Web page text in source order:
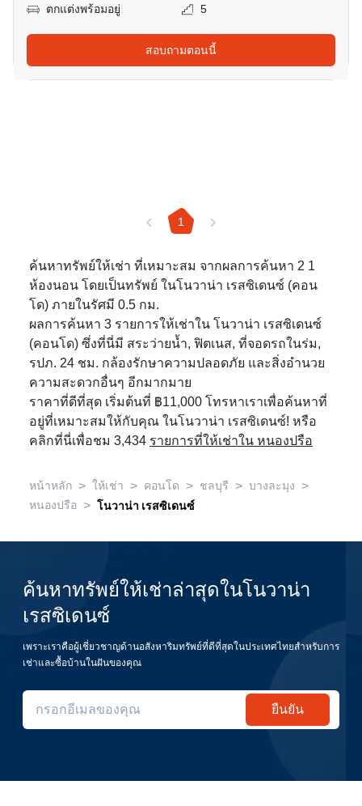
ตกแต่งพร้อมอยู่
5
สอบถามตอนนี้
1
ค้นหาทรัพย์ให้เช่า ที่เหมาะสม จากผลการค้นหา 2 1
ห้องนอน โดยเป็นทรัพย์ ในโนวาน่า เรสซิเดนซ์ (คอน
โด) ภายในรัศมี 0.5 กม.
ผลการค้นหา 3 รายการให้เช่าใน โนวาน่า เรสซิเดนซ์
(คอนโด) ซึ่งที่นี่มี สระว่ายน้ำ, ฟิตเนส, ที่จอดรถในร่ม,
รปภ. 24 ชม. กล้องรักษาความปลอดภัย และสิ่งอำนวย
ความสะดวกอื่นๆ อีกมากมาย
ราคาที่ดีที่สุด เริ่มต้นที่ ฿11,000 โทรหาเราเพื่อค้นหาที่
อยู่ที่เหมาะสมให้กับคุณ ในโนวาน่า เรสซิเดนซ์! หรือ
คลิกที่นี่เพื่อชม 3,434 รายการที่ให้เช่าใน หนองปรือ
หน้าหลัก > ให้เช่า > คอนโด > ชลบุรี > บางละมุง >
หนองปรือ > โนวาน่า เรสซิเดนซ์
ค้นหาทรัพย์ให้เช่าล่าสุดในโนวาน่า
เรสซิเดนซ์
เพราะเราคือผู้เชี่ยวชาญด้านอสังหาริมทรัพย์ที่ดีที่สุดในประเทศไทยสำหรับการ
เช่าและซื้อบ้านในฝันของคุณ
ยืนยัน